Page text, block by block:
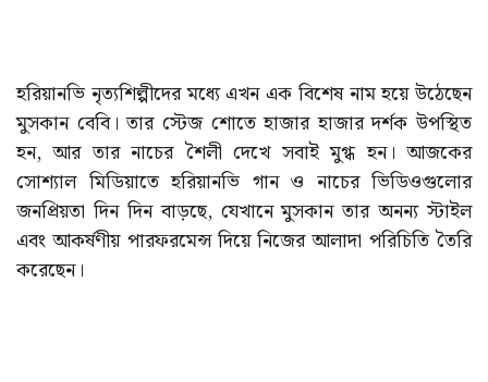
হরিয়ানভি নৃত্যশিল্পীদের মধ্যে এখন এক বিশেষ নাম হয়ে উঠেছেন
মুসকান বেবি। তার স্টেজ শোতে হাজার হাজার দর্শক উপস্থিত
হন, আর তার নাচের শৈলী দেখে সবাই মুগ্ধ হন। আজকের
সোশ্যাল মিডিয়াতে হরিয়ানভি গান ও নাচের ভিডিওগুলোর
জনপ্রিয়তা দিন দিন বাড়ছে, যেখানে মুসকান তার অনন্য স্টাইল
এবং আকর্ষণীয় পারফরমেন্স দিয়ে নিজের আলাদা পরিচিতি তৈরি
করেছেন।